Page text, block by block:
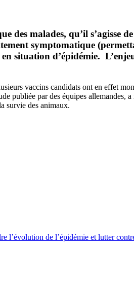
des malades, qu’il s’agisse
symptomatique
situation d’épidémie.
vaccins candidats ont en effet
publiée par des équipes allemandes,
survie des animaux.
l’évolution de l’épidémie et lutter